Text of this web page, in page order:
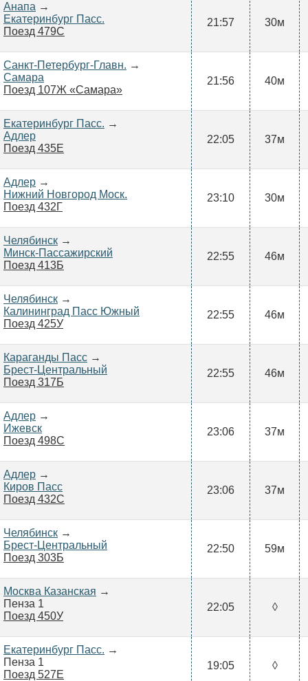
Анапа →
Екатеринбург Пасс.
Поезд 479С
21:57 30м
Санкт-Петербург-Главн. →
Самара
Поезд 107Ж «Самара»
21:56 40м
Екатеринбург Пасс. →
Адлер
Поезд 435Е
22:05 37м
Адлер →
Нижний Новгород Моск.
Поезд 432Г
23:10 30м
Челябинск →
Минск-Пассажирский
Поезд 413Б
22:55 46м
Челябинск →
Калининград Пасс Южный
Поезд 425У
22:55 46м
Караганды Пасс →
Брест-Центральный
Поезд 317Б
22:55 46м
Адлер →
Ижевск
Поезд 498С
23:06 37м
Адлер →
Киров Пасс
Поезд 432С
23:06 37м
Челябинск →
Брест-Центральный
Поезд 303Б
22:50 59м
Москва Казанская →
Пенза 1
Поезд 450У
22:05 ◊
Екатеринбург Пасс. →
Пенза 1
Поезд 527Е
19:05 ◊